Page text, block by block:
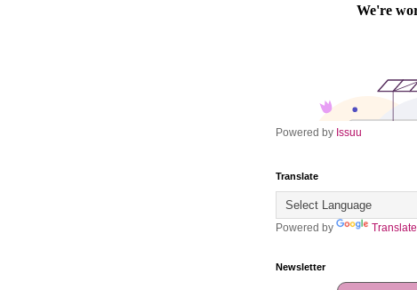
Powered by Issuu
Translate
Powered by Translate
Newsletter